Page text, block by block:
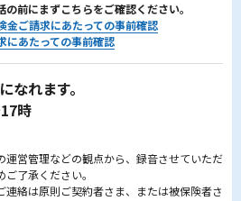
前にまずこちらをご確認ください。
金ご請求にあたっての事前確認
にあたっての事前確認
なれます。
時
営管理などの観点から、録音させていただ
了承ください。
絡は原則ご契約者さま、または被保険者さ